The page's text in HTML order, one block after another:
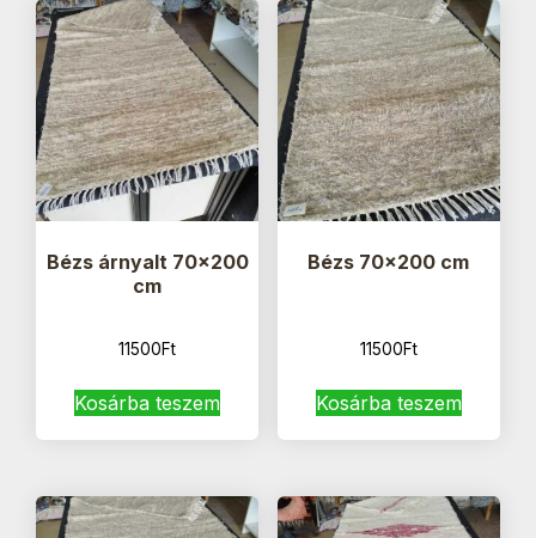
Bézs árnyalt 70×200
cm
11500Ft
Kosárba teszem
Bézs 70×200 cm
11500Ft
Kosárba teszem